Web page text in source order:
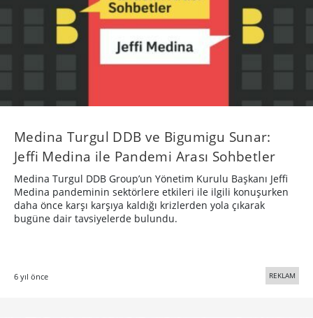
Medina Turgul DDB ve Bigumigu Sunar:
Jeffi Medina ile Pandemi Arası Sohbetler
Medina Turgul DDB Group’un Yönetim Kurulu Başkanı Jeffi
Medina pandeminin sektörlere etkileri ile ilgili konuşurken
daha önce karşı karşıya kaldığı krizlerden yola çıkarak
bugüne dair tavsiyelerde bulundu.
6 yıl önce REKLAM